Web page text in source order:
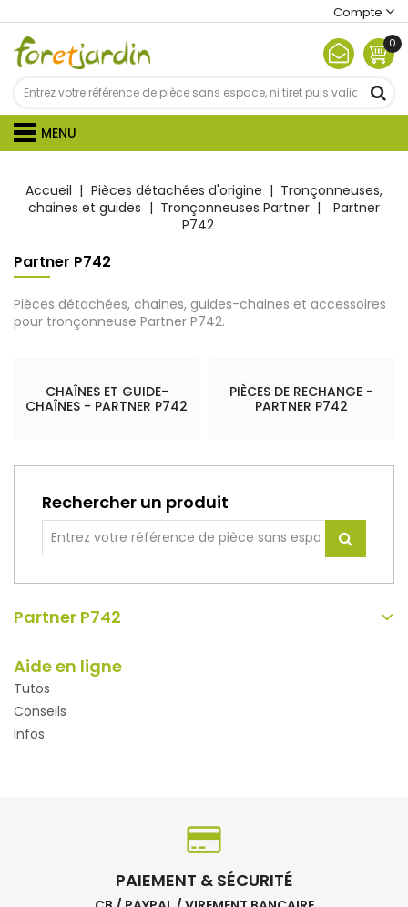
Compte
0
MENU
Accueil Pièces détachées d'origine
Tronçonneuses,
chaines et guides
Tronçonneuses Partner
Partner
P742
Partner P742
Pièces détachées, chaines, guides-chaines et accessoires
pour tronçonneuse Partner P742.
CHAÎNES ET GUIDE-
CHAÎNES - PARTNER P742
PIÈCES DE RECHANGE -
PARTNER P742
Rechercher un produit
Partner P742
Aide en ligne
Tutos
Conseils
Infos
PAIEMENT & SÉCURITÉ